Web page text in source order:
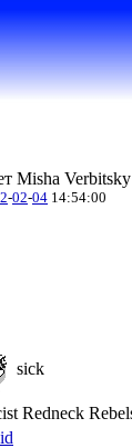
Misha
-02-04 14:54:00
sick
Redneck